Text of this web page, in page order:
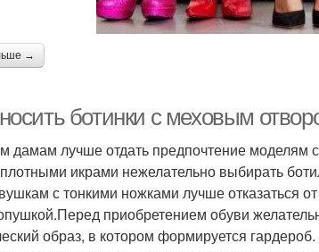
→
ботинки с меховым
дамам лучше отдать предпочтение моделям
икрами нежелательно выбирать
с тонкими ножками лучше отказаться
приобретением обуви
образ, в котором формируется